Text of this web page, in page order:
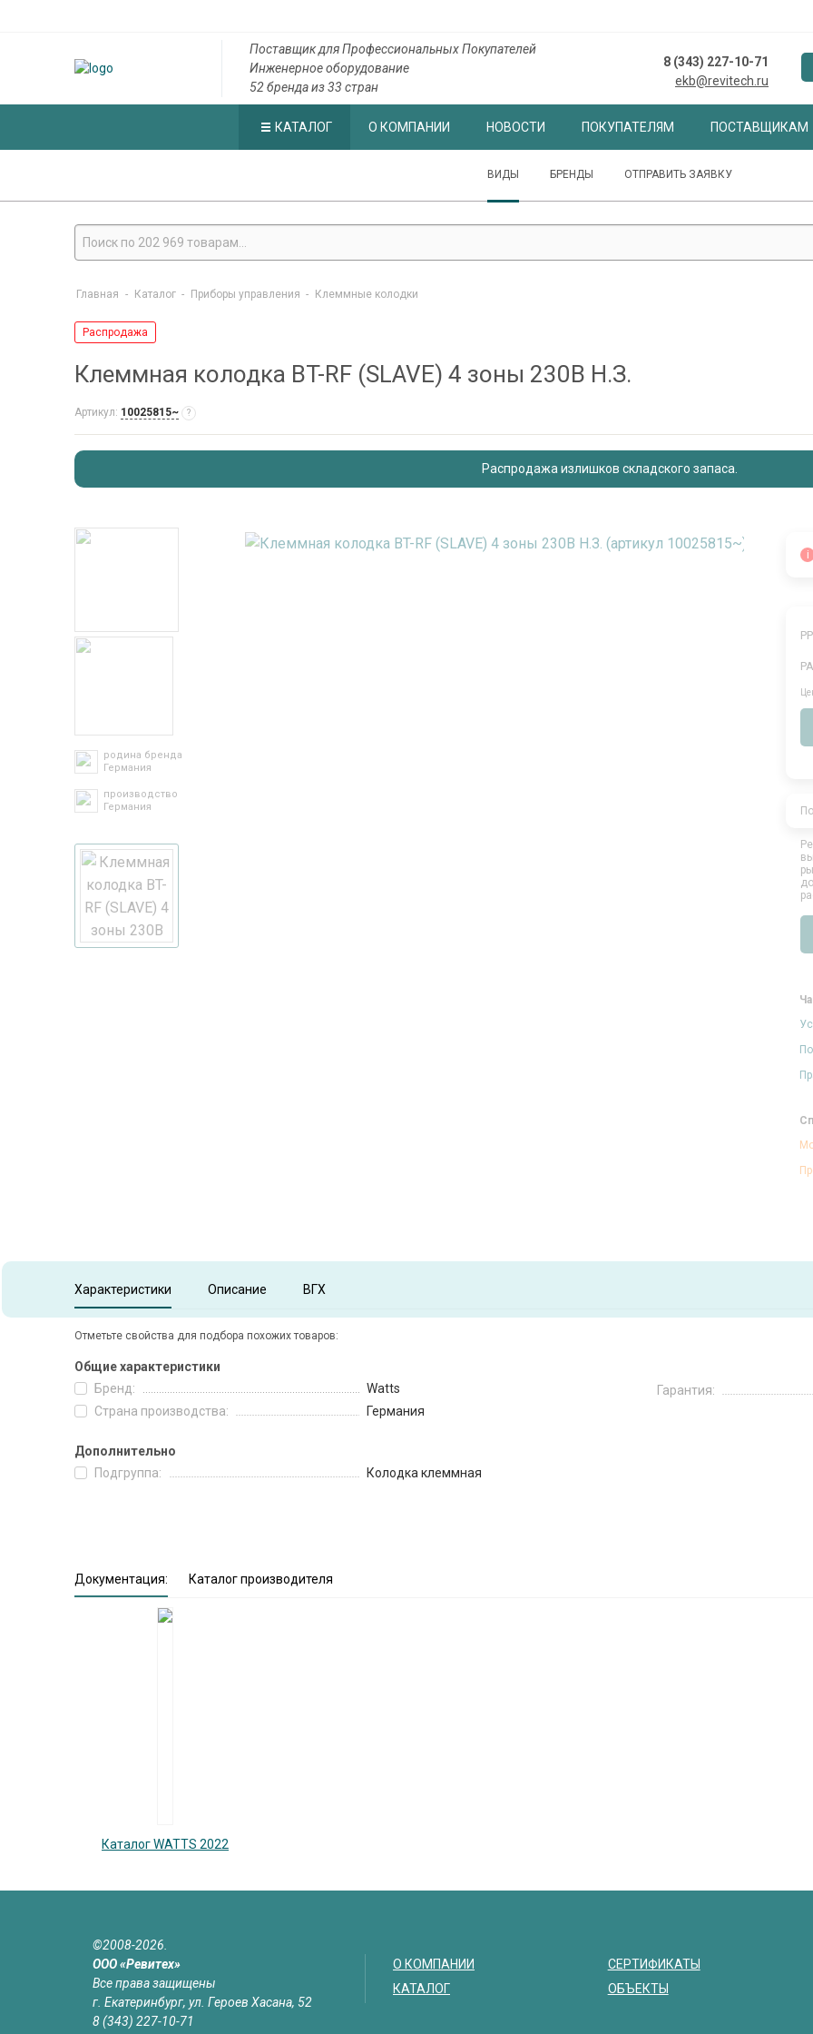
8 (343) 227-10-71
ekb@revitech.ru
Поставщик для Профессиональных Покупателей
Инженерное оборудование
52 бренда из 33 стран
КАТАЛОГ О КОМПАНИИ НОВОСТИ ПОКУПАТЕЛЯМ ПОСТАВЩИКАМ
ВИДЫ БРЕНДЫ ОТПРАВИТЬ ЗАЯВКУ
Главная - Каталог - Приборы управления - Клеммные колодки
Распродажа
Клеммная колодка BT-RF (SLAVE) 4 зоны 230В Н.З.
Артикул: 10025815~ ?
Распродажа излишков складского запаса.
родина бренда
Германия
производство
Германия
i
Характеристики Описание ВГХ
Отметьте свойства для подбора похожих товаров:
Общие характеристики
Бренд:
Watts
Страна производства:
Германия
Гарантия:
Дополнительно
Подгруппа:
Колодка клеммная
Документация: Каталог производителя
Каталог WATTS 2022
©2008-2026.
ООО «Ревитех»
Все права защищены
г. Екатеринбург, ул. Героев Хасана, 52
8 (343) 227-10-71
О КОМПАНИИ
КАТАЛОГ
СЕРТИФИКАТЫ
ОБЪЕКТЫ